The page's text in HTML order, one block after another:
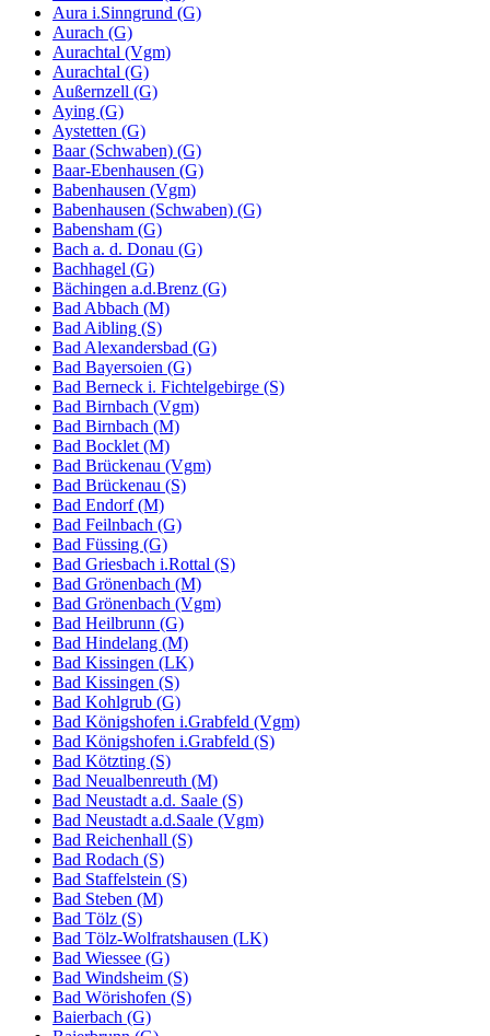
Aura i.Sinngrund (G)
Aurach (G)
Aurachtal (Vgm)
Aurachtal (G)
Außernzell (G)
Aying (G)
Aystetten (G)
Baar (Schwaben) (G)
Baar-Ebenhausen (G)
Babenhausen (Vgm)
Babenhausen (Schwaben) (G)
Babensham (G)
Bach a. d. Donau (G)
Bachhagel (G)
Bächingen a.d.Brenz (G)
Bad Abbach (M)
Bad Aibling (S)
Bad Alexandersbad (G)
Bad Bayersoien (G)
Bad Berneck i. Fichtelgebirge (S)
Bad Birnbach (Vgm)
Bad Birnbach (M)
Bad Bocklet (M)
Bad Brückenau (Vgm)
Bad Brückenau (S)
Bad Endorf (M)
Bad Feilnbach (G)
Bad Füssing (G)
Bad Griesbach i.Rottal (S)
Bad Grönenbach (M)
Bad Grönenbach (Vgm)
Bad Heilbrunn (G)
Bad Hindelang (M)
Bad Kissingen (LK)
Bad Kissingen (S)
Bad Kohlgrub (G)
Bad Königshofen i.Grabfeld (Vgm)
Bad Königshofen i.Grabfeld (S)
Bad Kötzting (S)
Bad Neualbenreuth (M)
Bad Neustadt a.d. Saale (S)
Bad Neustadt a.d.Saale (Vgm)
Bad Reichenhall (S)
Bad Rodach (S)
Bad Staffelstein (S)
Bad Steben (M)
Bad Tölz (S)
Bad Tölz-Wolfratshausen (LK)
Bad Wiessee (G)
Bad Windsheim (S)
Bad Wörishofen (S)
Baierbach (G)